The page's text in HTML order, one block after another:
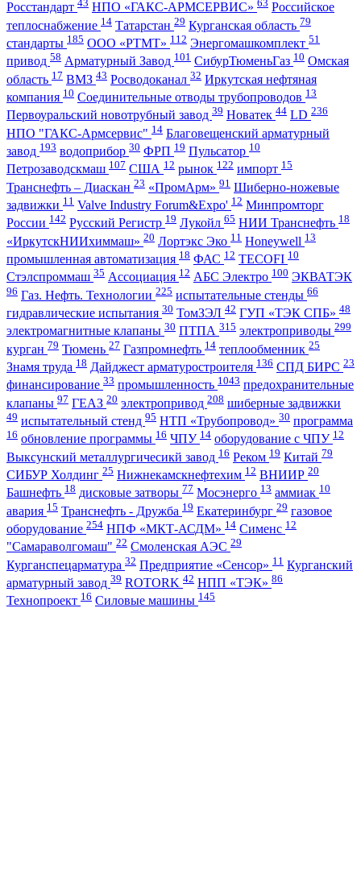
Росстандарт 43 НПО «ГАКС-АРМСЕРВИС» 63 Российское
теплоснабжение 14 Татарстан 29 Курганская область 79
стандарты 185 ООО «РТМТ» 112 Энергомашкомплект 51
привод 58 Арматурный Завод 101 СибурТюменьГаз 10 Омская
область 17 ВМЗ 43 Росводоканал 32 Иркутская нефтяная
компания 10 Соединительные отводы трубопроводов 13
Первоуральский новотрубный завод 39 Новатек 44 LD 236
НПО "ГАКС-Армсервис" 14 Благовещенский арматурный
завод 193 водоприбор 30 ФРП 19 Пульсатор 10
Петрозаводскмаш 107 США 12 рынок 122 импорт 15
Транснефть – Диаскан 23 «ПромАрм» 91 Шиберно-ножевые
задвижки 11 Valve Industry Forum&Expo' 12 Минпромторг
России 142 Русский Регистр 19 Лукойл 65 НИИ Транснефть 18
«ИркутскНИИхиммаш» 20 Лортэкс Эко 11 Honeywell 13
промышленная автоматизация 18 ФАС 12 TECOFI 10
Стэлспроммаш 35 Ассоциация 12 АБС Электро 100 ЭКВАТЭК
96 Газ. Нефть. Технологии 225 испытательные стенды 66
гидравлические испытания 30 ТомЗЭЛ 42 ГУП «ТЭК СПБ» 48
электромагнитные клапаны 30 ПТПА 315 электроприводы 299
курган 79 Тюмень 27 Газпромнефть 14 теплообменник 25
Знамя труда 18 Дайджест арматуростроителя 136 СПД БИРС 23
финансирование 33 промышленность 1043 предохранительные
клапаны 97 ГЕАЗ 20 электропривод 208 шиберные задвижки
49 испытательный стенд 95 НТП «Трубопровод» 30 программа
16 обновление программы 16 ЧПУ 14 оборудование с ЧПУ 12
Выксунский металлургичесикй завод 16 Реком 19 Китай 79
СИБУР Холдинг 25 Нижнекамскнефтехим 12 ВНИИР 20
Башнефть 18 дисковые затворы 77 Мосэнерго 13 аммиак 10
авария 15 Транснефть - Дружба 19 Екатеринбург 29 газовое
оборудование 254 НПФ «МКТ-АСДМ» 14 Сименс 12
"Самараволгомаш" 22 Смоленская АЭС 29
Курганспецарматура 32 Предприятие «Сенсор» 11 Курганский
арматурный завод 39 ROTORK 42 НПП «ТЭК» 86
Технопроект 16 Силовые машины 145